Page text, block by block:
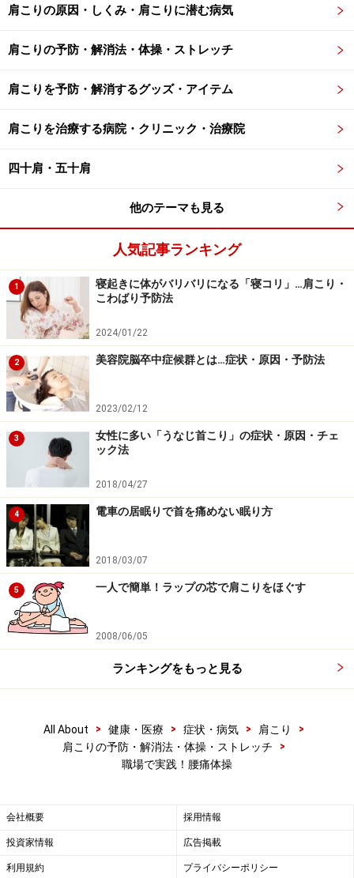
には、席を立ち適度に休憩がとりやすい環境をつくるこ
とも、腰痛予防には重要だといえると思います。
腰痛予防には、筋肉をやわらかくして血行促進後、筋力
ＵＰのトレーニングも必要です。しかし今回は、筋肉を
鍛える前に必要な筋肉の血行促進！ということで、オフ
は、さっそくストレッチのページへ進みましょう！
＞＞次のページでは、席を立ったついでに出来るストレ
ッチをご紹介します！＞＞
※記事内容は執筆時点のものです。最新の内容をご確認くださ
い。
※当サイトにおける医師・医療従事者等による情報の提供は、診
断・治療行為ではありません。診断・治療を必要とする方は、適
切な医療機関での受診をおすすめいたします。記事内容は執筆者
個人の見解によるものであり、全ての方への有効性を保証するも
のではありません。当サイトで提供する情報に基づいて被ったい
かなる損害についても、当社、各ガイド、その他当社と契約した
情報提供者は一切の責任を負いかねます。
免責事項
1/3
肩こりの原因・しくみ・肩こりに潜む病気
肩こりの予防・解消法・体操・ストレッチ
肩こりを予防・解消するグッズ・アイテム
肩こりを治療する病院・クリニック・治療院
四十肩・五十肩
他のテーマも見る
人気記事ランキング
1
寝起きに体がバリバリになる「寝コリ」…肩こり・
こわばり予防法
2024/01/22
2 美容院脳卒中症候群とは…症状・原因・予防法
2023/02/12
3
女性に多い「うなじ首こり」の症状・原因・チェ
ック法
2018/04/27
4 電車の居眠りで首を痛めない眠り方
2018/03/07
5 一人で簡単！ラップの芯で肩こりをほぐす
2008/06/05
ランキングをもっと見る
All About > 健康・医療 > 症状・病気 > 肩こり
>
肩こりの予防・解消法・体操・ストレッチ
>
職場で実践！腰痛体操
会社概要 採用情報
投資家情報 広告掲載
利用規約 プライバシーポリシー